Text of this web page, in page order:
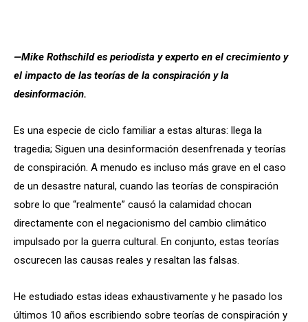
—Mike Rothschild es periodista y experto en el crecimiento y
el impacto de las teorías de la conspiración y la
desinformación.
Es una especie de ciclo familiar a estas alturas: llega la
tragedia; Siguen una desinformación desenfrenada y teorías
de conspiración. A menudo es incluso más grave en el caso
de un desastre natural, cuando las teorías de conspiración
sobre lo que “realmente” causó la calamidad chocan
directamente con el negacionismo del cambio climático
impulsado por la guerra cultural. En conjunto, estas teorías
oscurecen las causas reales y resaltan las falsas.
He estudiado estas ideas exhaustivamente y he pasado los
últimos 10 años escribiendo sobre teorías de conspiración y